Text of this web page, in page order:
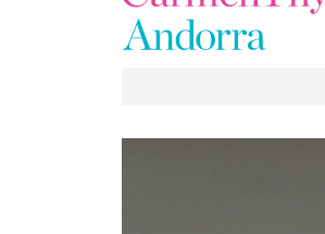
Collection